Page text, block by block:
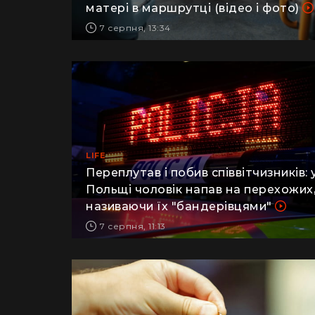
військовий заявив про побиття його
матері в маршрутці (відео і фото)
7 серпня, 13:34
LIFE
Переплутав і побив співвітчизників:
Польщі чоловік напав на перехожих,
називаючи їх "бандерівцями"
7 серпня, 11:13